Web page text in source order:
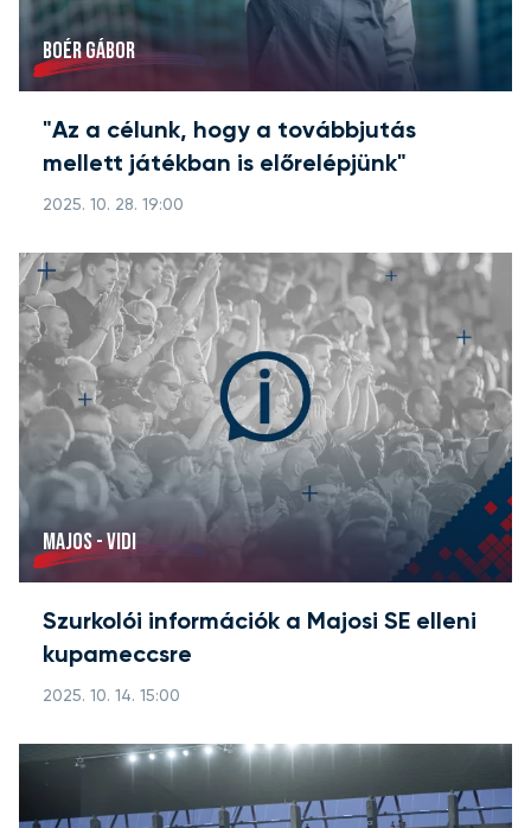
BOÉR GÁBOR
"Az a célunk, hogy a továbbjutás
mellett játékban is előrelépjünk"
2025. 10. 28. 19:00
MAJOS - VIDI
Szurkolói információk a Majosi SE elleni
kupameccsre
2025. 10. 14. 15:00